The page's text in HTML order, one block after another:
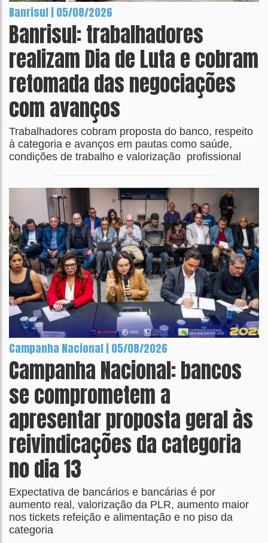
Banrisul | 05/08/2026
Banrisul: trabalhadores
realizam Dia de Luta e cobram
retomada das negociações
com avanços
Trabalhadores cobram proposta do banco, respeito
à categoria e avanços em pautas como saúde,
condições de trabalho e valorização profissional
Campanha Nacional | 05/08/2026
Campanha Nacional: bancos
se comprometem a
apresentar proposta geral às
reivindicações da categoria
no dia 13
Expectativa de bancários e bancárias é por
aumento real, valorização da PLR, aumento maior
nos tickets refeição e alimentação e no piso da
categoria